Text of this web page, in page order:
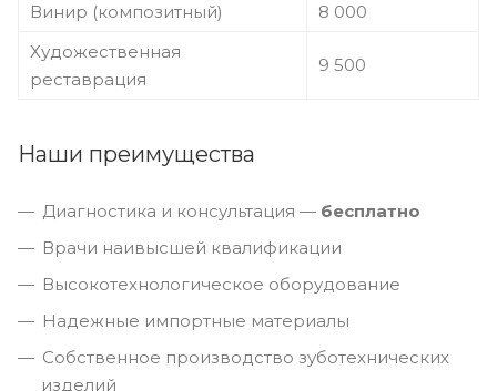
Винир (композитный)
8 000
Художественная
реставрация
9 500
Наши преимущества
Диагностика и консультация — бесплатно
Врачи наивысшей квалификации
Высокотехнологическое оборудование
Надежные импортные материалы
Собственное производство зуботехнических
изделий